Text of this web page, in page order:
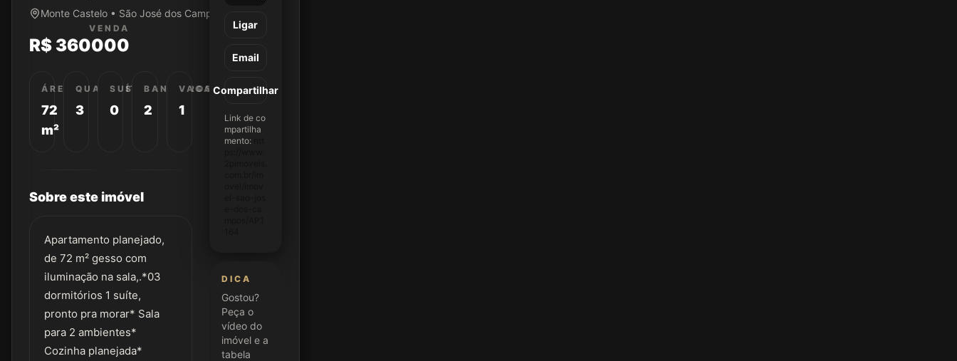
Monte Castelo • São José dos Campos/SP
VENDA
R$ 360000
ÁREA
72
m²
QUARTOS
3
SUÍTES
0
BANHEIROS
2
VAGAS
1
Sobre este imóvel
Apartamento planejado,
de 72 m² gesso com
iluminação na sala,.*03
dormitórios 1 suíte,
pronto pra morar* Sala
para 2 ambientes*
Cozinha planejada*
Ligar
Email
Compartilhar
Link de co
mpartilha
mento:
DICA
Gostou?
Peça o
vídeo do
imóvel e a
tabela